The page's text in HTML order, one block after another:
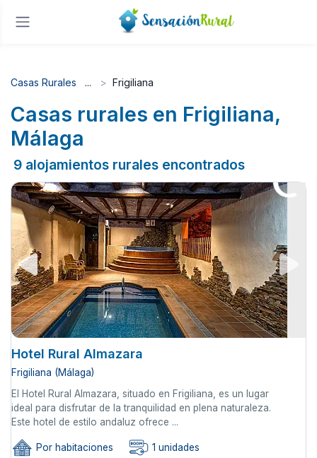
Casas Rurales Frigiliana
Casas rurales en Frigiliana,
Málaga
9 alojamientos rurales encontrados
Hotel Rural Almazara
Frigiliana (Málaga)
El Hotel Rural Almazara, situado en Frigiliana, es un lugar
ideal para disfrutar de la tranquilidad en plena naturaleza.
Este hotel de estilo andaluz ofrece ...
Por habitaciones 1 unidades